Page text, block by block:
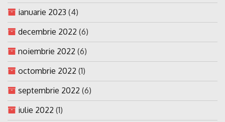
ianuarie 2023 (4)
decembrie 2022 (6)
noiembrie 2022 (6)
octombrie 2022 (1)
septembrie 2022 (6)
iulie 2022 (1)